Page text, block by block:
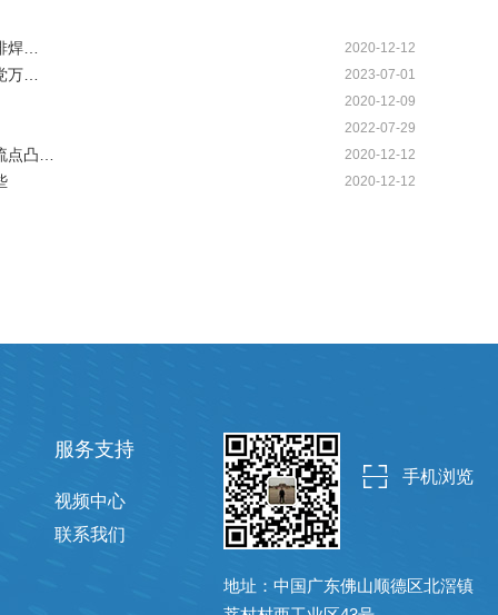
焊… 2020-12-12
万… 2023-07-01
2020-12-09
2022-07-29
点凸… 2020-12-12
2020-12-12
服务支持
视频中心
联系我们
手机浏览
地址：中国广东佛山顺德区北滘镇